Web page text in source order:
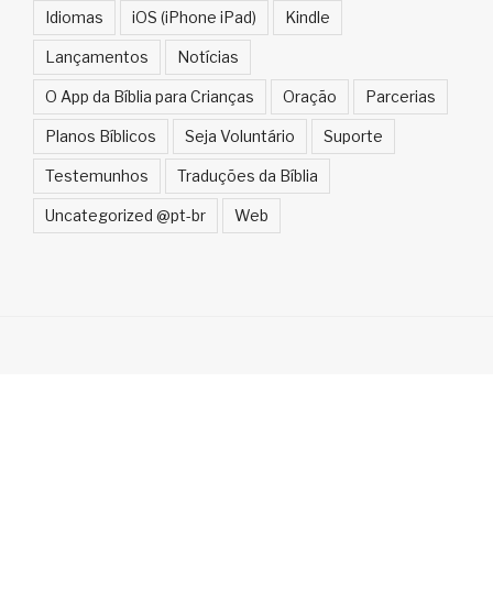
Idiomas iOS (iPhone iPad) Kindle
Lançamentos Notícias
O App da Bíblia para Crianças Oração Parcerias
Planos Bíblicos Seja Voluntário Suporte
Testemunhos Traduções da Bíblia
Uncategorized @pt-br Web